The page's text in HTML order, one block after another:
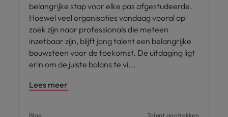
belangrijke stap voor elke pas afgestudeerde.
Hoewel veel organisaties vandaag vooral op
zoek zijn naar professionals die meteen
inzetbaar zijn, blijft jong talent een belangrijke
bouwsteen voor de toekomst. De uitdaging ligt
erin om de juiste balans te vi
Lees meer
Blog Talent aantrekken